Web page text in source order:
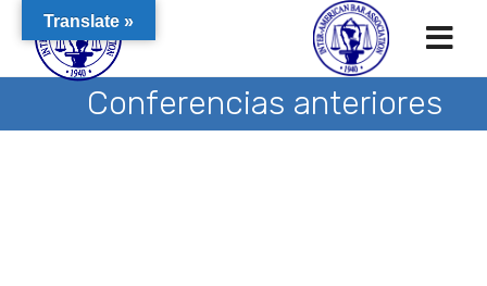
Conferencias anteriores
Translate »